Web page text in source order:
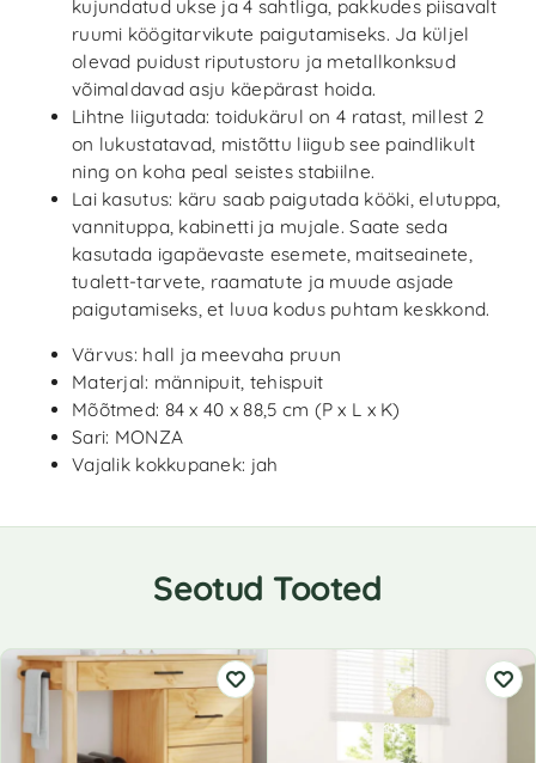
kujundatud ukse ja 4 sahtliga, pakkudes piisavalt
ruumi köögitarvikute paigutamiseks. Ja küljel
olevad puidust riputustoru ja metallkonksud
võimaldavad asju käepärast hoida.
Lihtne liigutada: toidukärul on 4 ratast, millest 2
on lukustatavad, mistõttu liigub see paindlikult
ning on koha peal seistes stabiilne.
Lai kasutus: käru saab paigutada kööki, elutuppa,
vannituppa, kabinetti ja mujale. Saate seda
kasutada igapäevaste esemete, maitseainete,
tualett-tarvete, raamatute ja muude asjade
paigutamiseks, et luua kodus puhtam keskkond.
Värvus: hall ja meevaha pruun
Materjal: männipuit, tehispuit
Mõõtmed: 84 x 40 x 88,5 cm (P x L x K)
Sari: MONZA
Vajalik kokkupanek: jah
Seotud Tooted